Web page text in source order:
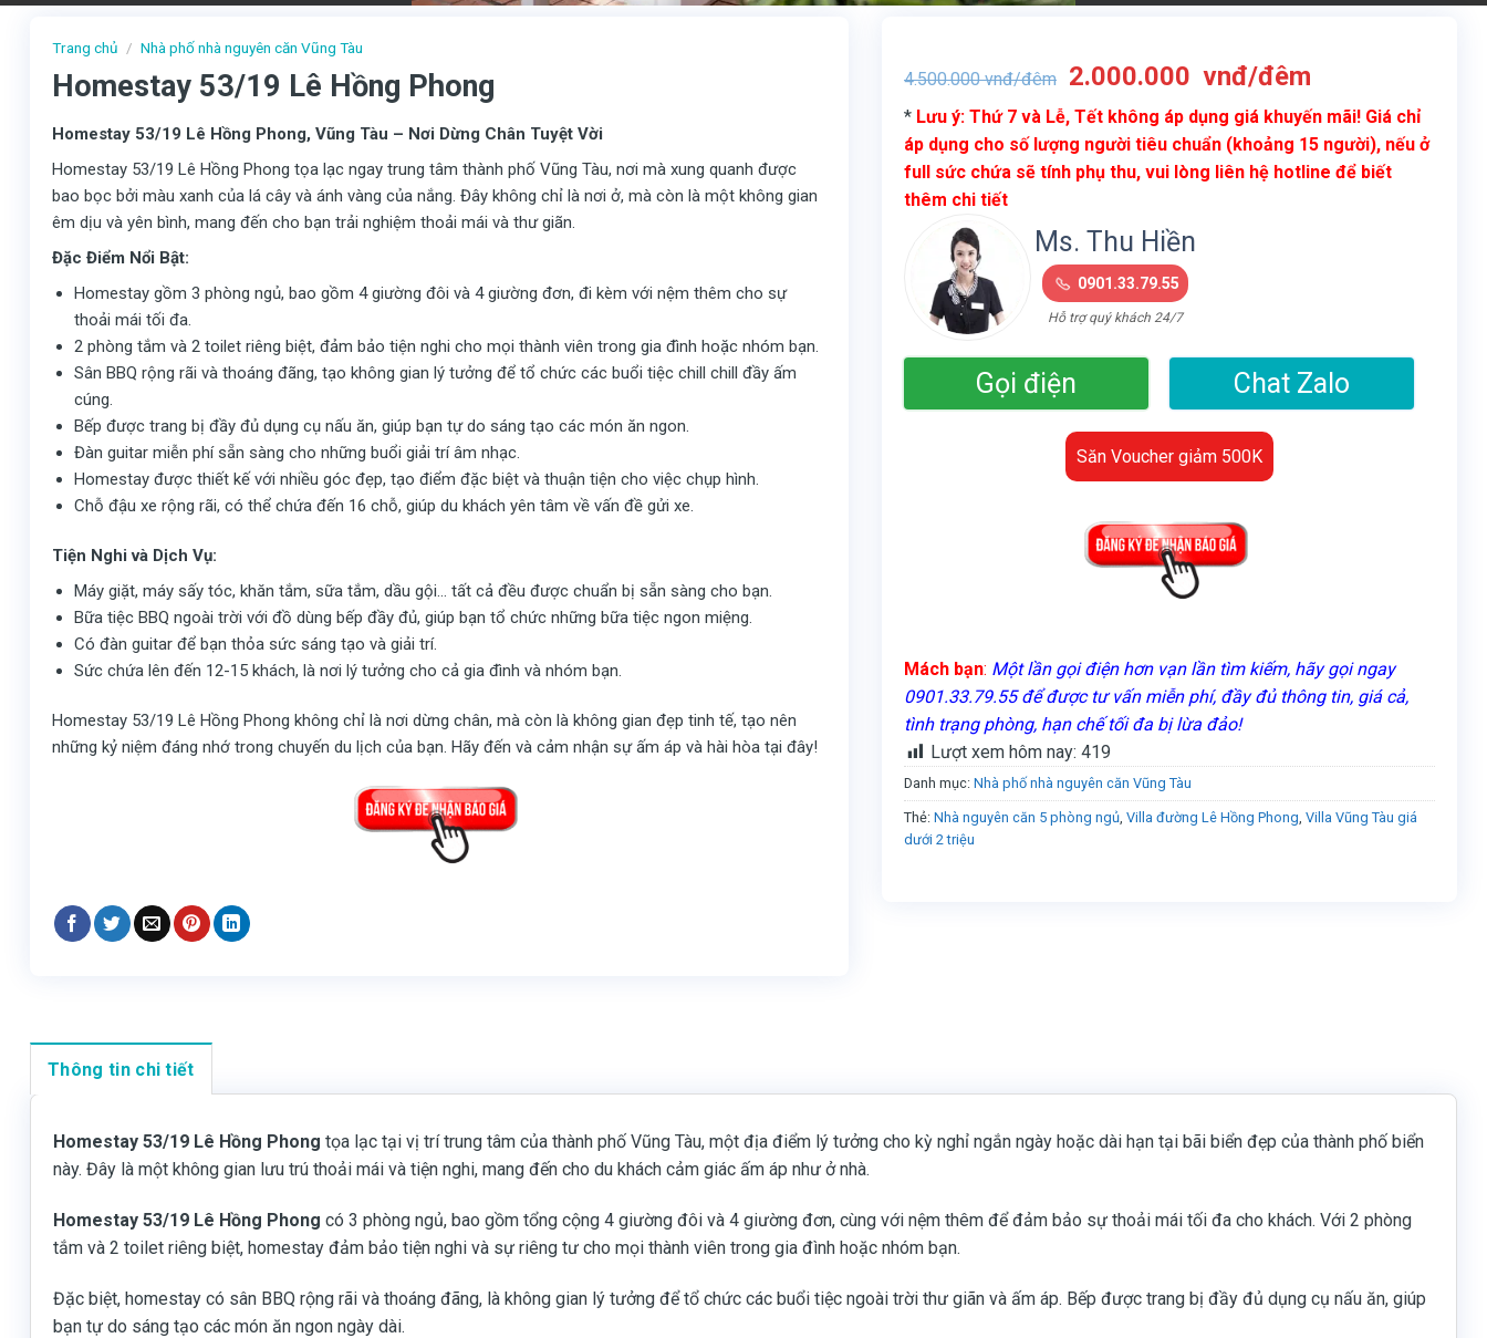
Trang chủ / Nhà phố nhà nguyên căn Vũng Tàu
Homestay 53/19 Lê Hồng Phong
Homestay 53/19 Lê Hồng Phong, Vũng Tàu – Nơi Dừng Chân Tuyệt Vời
Homestay 53/19 Lê Hồng Phong tọa lạc ngay trung tâm thành phố Vũng Tàu, nơi mà xung quanh được
bao bọc bởi màu xanh của lá cây và ánh vàng của nắng. Đây không chỉ là nơi ở, mà còn là một không gian
êm dịu và yên bình, mang đến cho bạn trải nghiệm thoải mái và thư giãn.
Đặc Điểm Nổi Bật:
Homestay gồm 3 phòng ngủ, bao gồm 4 giường đôi và 4 giường đơn, đi kèm với nệm thêm cho sự
thoải mái tối đa.
2 phòng tắm và 2 toilet riêng biệt, đảm bảo tiện nghi cho mọi thành viên trong gia đình hoặc nhóm bạn.
Sân BBQ rộng rãi và thoáng đãng, tạo không gian lý tưởng để tổ chức các buổi tiệc chill chill đầy ấm
cúng.
Bếp được trang bị đầy đủ dụng cụ nấu ăn, giúp bạn tự do sáng tạo các món ăn ngon.
Đàn guitar miễn phí sẵn sàng cho những buổi giải trí âm nhạc.
Homestay được thiết kế với nhiều góc đẹp, tạo điểm đặc biệt và thuận tiện cho việc chụp hình.
Chỗ đậu xe rộng rãi, có thể chứa đến 16 chỗ, giúp du khách yên tâm về vấn đề gửi xe.
Tiện Nghi và Dịch Vụ:
Máy giặt, máy sấy tóc, khăn tắm, sữa tắm, dầu gội… tất cả đều được chuẩn bị sẵn sàng cho bạn.
Bữa tiệc BBQ ngoài trời với đồ dùng bếp đầy đủ, giúp bạn tổ chức những bữa tiệc ngon miệng.
Có đàn guitar để bạn thỏa sức sáng tạo và giải trí.
Sức chứa lên đến 12-15 khách, là nơi lý tưởng cho cả gia đình và nhóm bạn.
Homestay 53/19 Lê Hồng Phong không chỉ là nơi dừng chân, mà còn là không gian đẹp tinh tế, tạo nên
những kỷ niệm đáng nhớ trong chuyến du lịch của bạn. Hãy đến và cảm nhận sự ấm áp và hài hòa tại đây!
4.500.000vnđ/đêm
Giá
gốc
là:
4.500.000
vnđ/
2.000.000 vnđ/đêmGiá
hiện
tại
là:
2.000.000
* Lưu ý: Thứ 7 và Lễ, Tết không áp dụng giá khuyến mãi! Giá chỉ
áp dụng cho số lượng người tiêu chuẩn (khoảng 15 người), nếu ở
full sức chứa sẽ tính phụ thu, vui lòng liên hệ hotline để biết
thêm chi tiết
Ms. Thu Hiền
0901.33.79.55
Hỗ trợ quý khách 24/7
Gọi điện Chat Zalo
Săn Voucher giảm 500K
Mách bạn: Một lần gọi điện hơn vạn lần tìm kiếm, hãy gọi ngay
0901.33.79.55 để được tư vấn miễn phí, đầy đủ thông tin, giá cả,
tình trạng phòng, hạn chế tối đa bị lừa đảo!
Lượt xem hôm nay: 419
Danh mục: Nhà phố nhà nguyên căn Vũng Tàu
Thẻ: Nhà nguyên căn 5 phòng ngủ Villa đường Lê Hồng Phong Villa Vũng Tàu giá
dưới 2 triệu
Thông tin chi tiết
Homestay 53/19 Lê Hồng Phong tọa lạc tại vị trí trung tâm của thành phố Vũng Tàu, một địa điểm lý tưởng cho kỳ nghỉ ngắn ngày hoặc dài hạn tại bãi biển đẹp của thành phố biển
này. Đây là một không gian lưu trú thoải mái và tiện nghi, mang đến cho du khách cảm giác ấm áp như ở nhà.
Homestay 53/19 Lê Hồng Phong có 3 phòng ngủ, bao gồm tổng cộng 4 giường đôi và 4 giường đơn, cùng với nệm thêm để đảm bảo sự thoải mái tối đa cho khách. Với 2 phòng
tắm và 2 toilet riêng biệt, homestay đảm bảo tiện nghi và sự riêng tư cho mọi thành viên trong gia đình hoặc nhóm bạn.
Đặc biệt, homestay có sân BBQ rộng rãi và thoáng đãng, là không gian lý tưởng để tổ chức các buổi tiệc ngoài trời thư giãn và ấm áp. Bếp được trang bị đầy đủ dụng cụ nấu ăn, giúp
bạn tự do sáng tạo các món ăn ngon ngày dài.